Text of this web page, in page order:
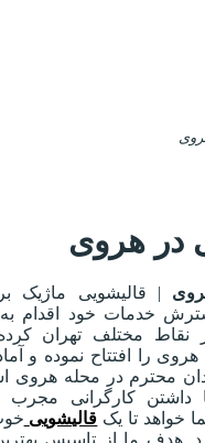
در هروی
| قالیشویی ماژیک
خدمات خود اقدام
نقاط مختلف تهران
را افتتاح نموده و
محترم در محله هروی
داشتن کارگرانی مجرب
خواهد تا یک قالیشویی